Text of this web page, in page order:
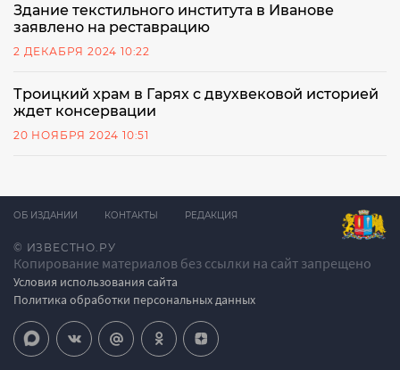
Здание текстильного института в Иванове
заявлено на реставрацию
2 ДЕКАБРЯ 2024 10:22
Троицкий храм в Гарях с двухвековой историей
ждет консервации
20 НОЯБРЯ 2024 10:51
© ИЗВЕСТНО.РУ
Копирование материалов без ссылки на сайт запрещено
Условия использования сайта
Политика обработки персональных данных
ОБ ИЗДАНИИ КОНТАКТЫ РЕДАКЦИЯ